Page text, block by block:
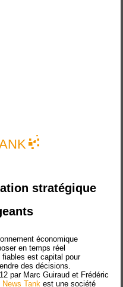
stratégique
économique
en temps réel
fiables est capital pour
des décisions.
par Marc Guiraud et Frédéric
News Tank est une société